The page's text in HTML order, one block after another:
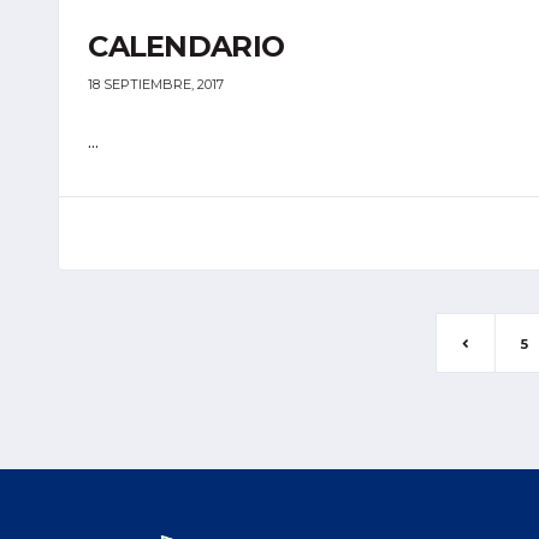
CALENDARIO
18 SEPTIEMBRE, 2017
...
5